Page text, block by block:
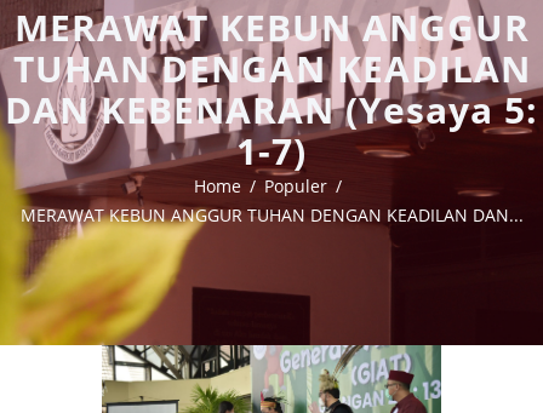
MERAWAT KEBUN ANGGUR
TUHAN DENGAN KEADILAN
DAN KEBENARAN (Yesaya 5:
1-7)
Home
Populer
MERAWAT KEBUN ANGGUR TUHAN DENGAN KEADILAN DAN...